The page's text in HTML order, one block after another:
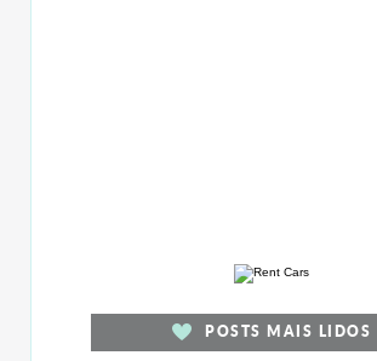
POSTS MAIS LIDOS